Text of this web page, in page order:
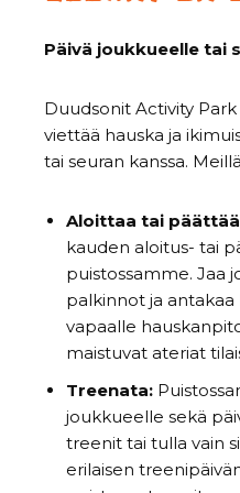
Päivä joukkueelle tai
Duudsonit Activity
viettää hauska ja
tai seuran kanssa.
Aloittaa tai
kauden aloitus- tai
puistossamme. Jaa
palkinnot ja
vapaalle
maistuvat ateriat
Treenata:
joukkueelle sekä
treenit tai tulla vain
erilaisen